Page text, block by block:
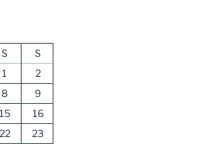
S
S
1
2
8
9
15
16
22
23